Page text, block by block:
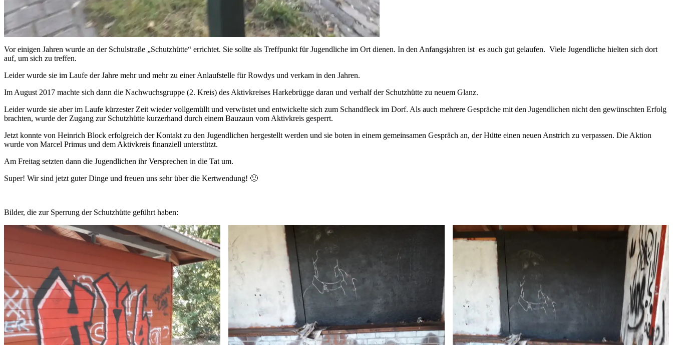
Vor einigen Jahren wurde an der Schulstraße „Schutzhütte“ errichtet. Sie sollte als Treffpunkt für Jugendliche im Ort dienen. In den Anfangsjahren ist es auch gut gelaufen. Viele Jugendliche hielten sich dort
auf, um sich zu treffen.
Leider wurde sie im Laufe der Jahre mehr und mehr zu einer Anlaufstelle für Rowdys und verkam in den Jahren.
Im August 2017 machte sich dann die Nachwuchsgruppe (2. Kreis) des Aktivkreises Harkebrügge daran und verhalf der Schutzhütte zu neuem Glanz.
Leider wurde sie aber im Laufe kürzester Zeit wieder vollgemüllt und verwüstet und entwickelte sich zum Schandfleck im Dorf. Als auch mehrere Gespräche mit den Jugendlichen nicht den gewünschten Erfolg
brachten, wurde der Zugang zur Schutzhütte kurzerhand durch einem Bauzaun vom Aktivkreis gesperrt.
Jetzt konnte von Heinrich Block erfolgreich der Kontakt zu den Jugendlichen hergestellt werden und sie boten in einem gemeinsamen Gespräch an, der Hütte einen neuen Anstrich zu verpassen. Die Aktion
wurde von Marcel Primus und dem Aktivkreis finanziell unterstützt.
Am Freitag setzten dann die Jugendlichen ihr Versprechen in die Tat um.
Super! Wir sind jetzt guter Dinge und freuen uns sehr über die Kertwendung! 🙂
Bilder, die zur Sperrung der Schutzhütte geführt haben: